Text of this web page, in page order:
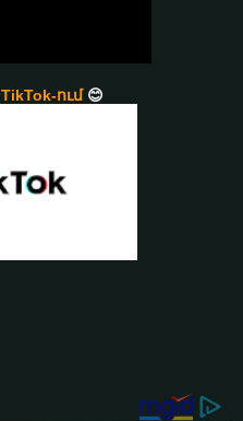
TikTok-ում😊